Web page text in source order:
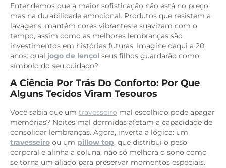
Entendemos que a maior sofisticação não está no preço,
mas na durabilidade emocional. Produtos que resistem a
lavagens, mantêm cores vibrantes e suavizam com o
tempo, assim como as melhores lembranças são
investimentos em histórias futuras. Imagine daqui a 20
anos: qual jogo de lençol seus filhos guardarão como
símbolo do seu cuidado?
A Ciência Por Trás Do Conforto: Por Que
Alguns Tecidos Viram Tesouros
Você sabia que um travesseiro mal escolhido pode apagar
memórias? Noites mal dormidas afetam a capacidade de
consolidar lembranças. Agora, inverta a lógica: um
travesseiro ou um pillow top, que distribui o peso
corporal e alinha a coluna, não só melhora o sono como
se torna um aliado para preservar momentos especiais.